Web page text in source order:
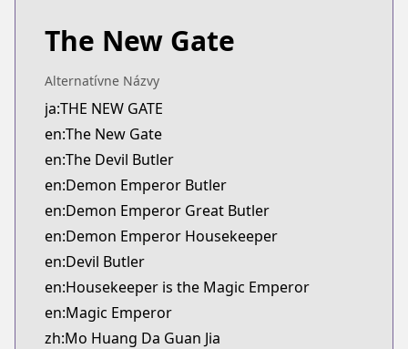
The New Gate
Alternatívne Názvy
ja:THE NEW GATE
en:The New Gate
en:The Devil Butler
en:Demon Emperor Butler
en:Demon Emperor Great Butler
en:Demon Emperor Housekeeper
en:Devil Butler
en:Housekeeper is the Magic Emperor
en:Magic Emperor
zh:Mo Huang Da Guan Jia